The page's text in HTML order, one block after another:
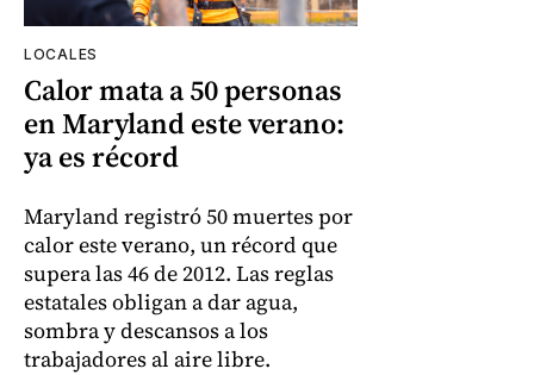
LOCALES
Calor mata a 50 personas
en Maryland este verano:
ya es récord
Maryland registró 50 muertes por
calor este verano, un récord que
supera las 46 de 2012. Las reglas
estatales obligan a dar agua,
sombra y descansos a los
trabajadores al aire libre.